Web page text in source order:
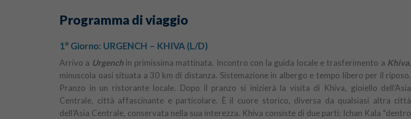
Programma di viaggio
1° Giorno: URGENCH – KHIVA (L/D)
Arrivo a Urgenchin primissima mattinata. Incontro con la guida locale e trasferimento a Khiva,
minuscola oasi situata a 30 km di distanza. Sistemazione in albergo e tempo libero per il riposo.
Pranzo in un ristorante locale. Dopo il pranzo si inizierà la visita di Khiva, gioiello dell’Asia
Centrale, città affascinante e particolare. È il cuore storico, diversa da qualsiasi altra città
dell’Asia Centrale, conservata nella sua interezza. Khiva consiste di due parti: Ichan Kala “dentro